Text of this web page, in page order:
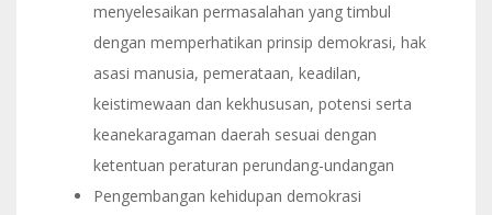
menyelesaikan permasalahan yang timbul
dengan memperhatikan prinsip demokrasi, hak
asasi manusia, pemerataan, keadilan,
keistimewaan dan kekhususan, potensi serta
keanekaragaman daerah sesuai dengan
ketentuan peraturan perundang-undangan
Pengembangan kehidupan demokrasi